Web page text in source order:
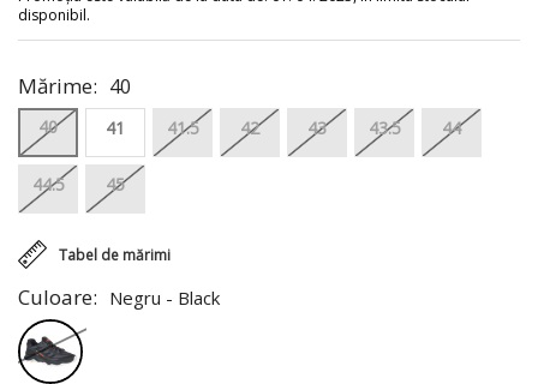
disponibil.
Culoare: Negru - Black
Tabel de mărimi
Mărime: 40
40 41 41.5 42 43 43.5 44
44.5 45